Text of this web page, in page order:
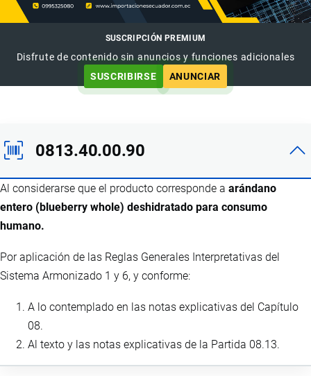
SUSCRIPCIÓN PREMIUM
Disfrute de contenido sin anuncios y funciones adicionales
SUSCRIBIRSE
ANUNCIAR
0813.40.00.90
Al considerarse que el producto corresponde a arándano
entero (blueberry whole) deshidratado para consumo
humano.
Por aplicación de las Reglas Generales Interpretativas del
Sistema Armonizado 1 y 6, y conforme:
A lo contemplado en las notas explicativas del Capítulo
08.
Al texto y las notas explicativas de la Partida 08.13.